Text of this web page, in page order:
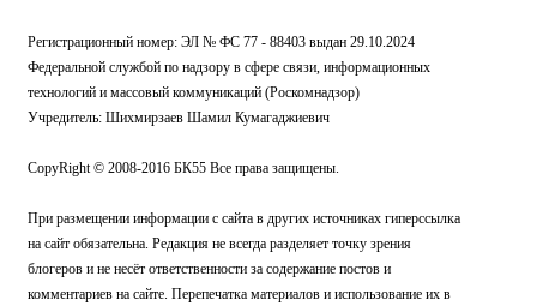
Регистрационный номер: ЭЛ № ФС 77 - 88403 выдан 29.10.2024
Федеральной службой по надзору в сфере связи, информационных
технологий и массовый коммуникаций (Роскомнадзор)
Учредитель: Шихмирзаев Шамил Кумагаджиевич
CopyRight © 2008-2016 БК55 Все права защищены.
При размещении информации с сайта в других источниках гиперссылка
на сайт обязательна. Редакция не всегда разделяет точку зрения
блогеров и не несёт ответственности за содержание постов и
комментариев на сайте. Перепечатка материалов и использование их в